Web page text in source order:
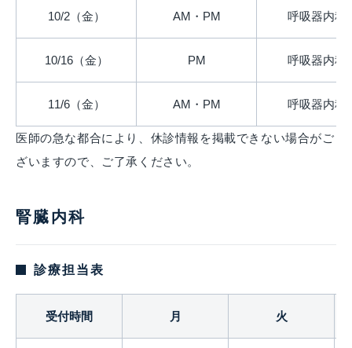
10/2（金） AM・PM 呼吸器内科
10/16（金） PM 呼吸器内科
11/6（金） AM・PM 呼吸器内科
医師の急な都合により、休診情報を掲載できない場合がご
ざいますので、ご了承ください。
腎臓内科
診療担当表
受付時間 月 火